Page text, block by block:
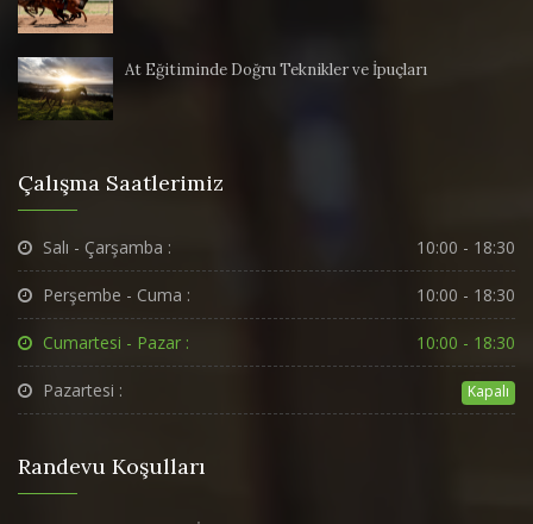
At Eğitiminde Doğru Teknikler ve İpuçları
Çalışma Saatlerimiz
Salı - Çarşamba : 10:00 - 18:30
Perşembe - Cuma : 10:00 - 18:30
Cumartesi - Pazar : 10:00 - 18:30
Pazartesi : Kapalı
Randevu Koşulları